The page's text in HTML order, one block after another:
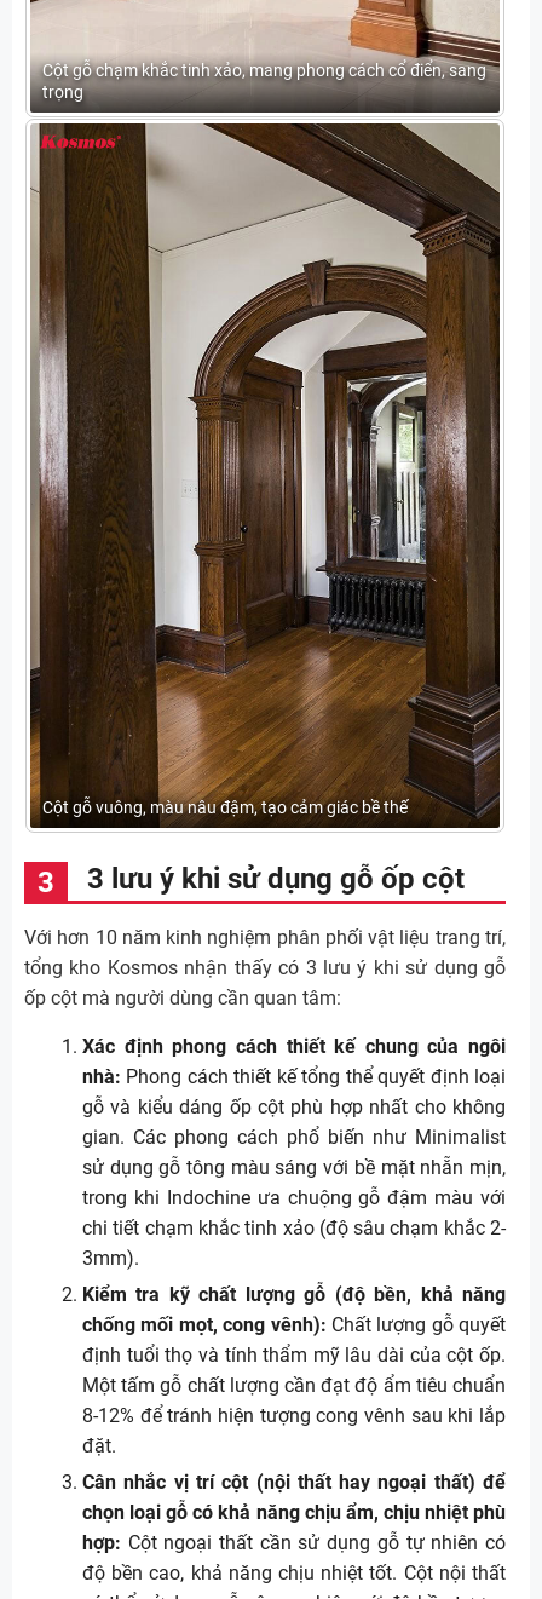
Cột gỗ chạm khắc tinh xảo, mang phong cách cổ điển, sang
trọng
Cột gỗ vuông, màu nâu đậm, tạo cảm giác bề thế
3 lưu ý khi sử dụng gỗ ốp cột
Với hơn 10 năm kinh nghiệm phân phối vật liệu trang trí,
tổng kho Kosmos nhận thấy có 3 lưu ý khi sử dụng gỗ
ốp cột mà người dùng cần quan tâm:
Xác định phong cách thiết kế chung của ngôi
nhà: Phong cách thiết kế tổng thể quyết định loại
gỗ và kiểu dáng ốp cột phù hợp nhất cho không
gian. Các phong cách phổ biến như Minimalist
sử dụng gỗ tông màu sáng với bề mặt nhẵn mịn,
trong khi Indochine ưa chuộng gỗ đậm màu với
chi tiết chạm khắc tinh xảo (độ sâu chạm khắc 2-
3mm).
Kiểm tra kỹ chất lượng gỗ (độ bền, khả năng
chống mối mọt, cong vênh): Chất lượng gỗ quyết
định tuổi thọ và tính thẩm mỹ lâu dài của cột ốp.
Một tấm gỗ chất lượng cần đạt độ ẩm tiêu chuẩn
8-12% để tránh hiện tượng cong vênh sau khi lắp
đặt.
Cân nhắc vị trí cột (nội thất hay ngoại thất) để
chọn loại gỗ có khả năng chịu ẩm, chịu nhiệt phù
hợp: Cột ngoại thất cần sử dụng gỗ tự nhiên có
độ bền cao, khả năng chịu nhiệt tốt. Cột nội thất